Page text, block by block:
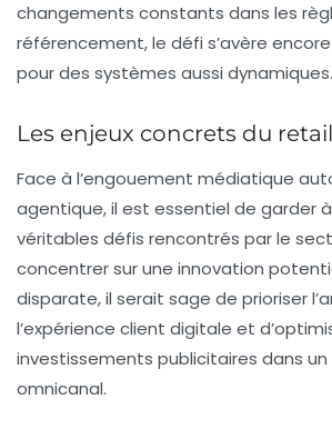
changements constants dans les
référencement, le défi s’avère
pour des systèmes aussi dynamiques.
Les enjeux concrets du
Face à l’engouement médiatique
agentique, il est essentiel de garder à
véritables défis rencontrés par le
concentrer sur une innovation
disparate, il serait sage de prioriser
l’expérience client digitale et
investissements publicitaires dans
omnicanal.